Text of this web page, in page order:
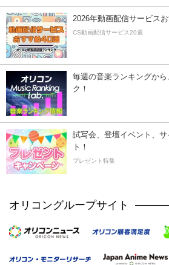
2026年動画配信サービス
CS動画配信サービス20選
毎週の音楽ランキングか
ク！
試写会、登壇イベント、
ト！
プレゼント特集
オリコングループサイト